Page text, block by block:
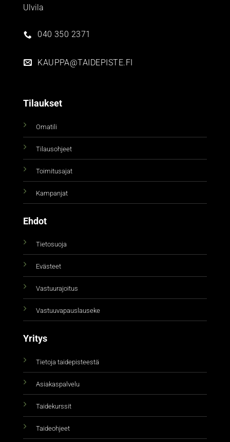
Ulvila
040 350 2371
KAUPPA@TAIDEPISTE.FI
Tilaukset
Omatili
Tilausohjeet
Toimitusajat
Kampanjat
Ehdot
Tietosuoja
Evästeet
Vastuurajoitus
Vastuuvapauslauseke
Yritys
Tietoja taidepisteestä
Asiakaspalvelu
Taidekurssit
Taideohjeet